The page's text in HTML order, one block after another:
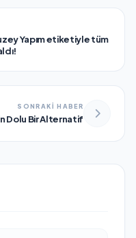
Yapım etiketiyle tüm
SONRAKİ HABER
Dolu Bir Alternatif